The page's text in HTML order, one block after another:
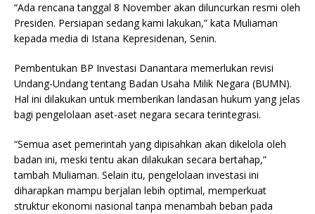
“Ada rencana tanggal 8 November akan diluncurkan resmi oleh
Presiden. Persiapan sedang kami lakukan,” kata Muliaman
kepada media di Istana Kepresidenan, Senin.
Pembentukan BP Investasi Danantara memerlukan revisi
Undang-Undang tentang Badan Usaha Milik Negara (BUMN).
Hal ini dilakukan untuk memberikan landasan hukum yang jelas
bagi pengelolaan aset-aset negara secara terintegrasi.
“Semua aset pemerintah yang dipisahkan akan dikelola oleh
badan ini, meski tentu akan dilakukan secara bertahap,”
tambah Muliaman. Selain itu, pengelolaan investasi ini
diharapkan mampu berjalan lebih optimal, memperkuat
struktur ekonomi nasional tanpa menambah beban pada